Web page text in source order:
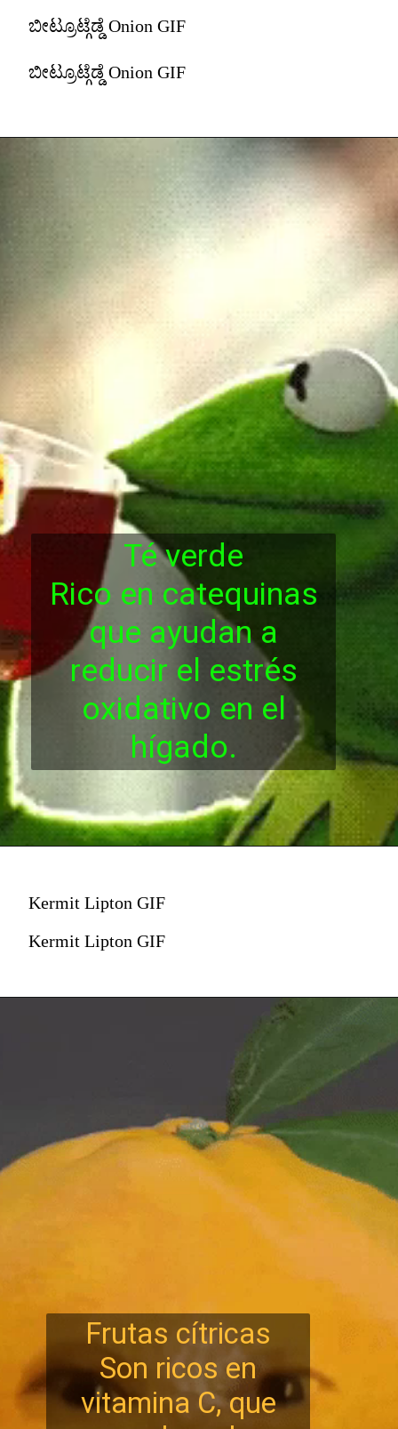
ಬೀಟ್ರೂಟ್ಗೆಡ್ಡೆ Onion GIF
ಬೀಟ್ರೂಟ್ಗೆಡ್ಡೆ Onion GIF
Té verde
Rico en catequinas
que ayudan a
reducir el estrés
oxidativo en el
hígado.
Kermit Lipton GIF
Kermit Lipton GIF
Frutas cítricas
Son ricos en
vitamina C, que